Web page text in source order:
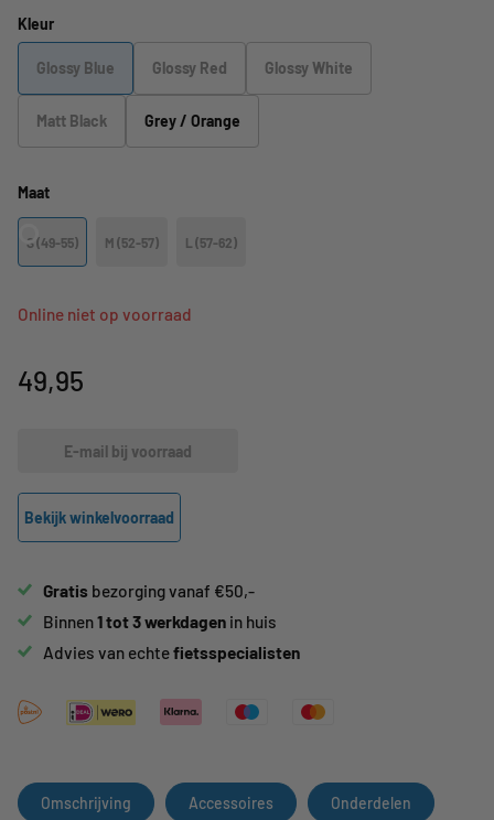
Kleur
Glossy Blue Glossy Red Glossy White
Matt Black Grey / Orange
Maat
S (49-55) M (52-57) L (57-62)
Online niet op voorraad
49,95
E-mail bij voorraad
Bekijk winkelvoorraad
Gratis bezorging vanaf €50,-
Binnen1 tot 3 werkdagen in huis
Advies van echtefietsspecialisten
Omschrijving Accessoires Onderdelen